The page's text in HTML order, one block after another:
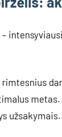
užsakymais.